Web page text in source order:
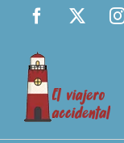
Saltar
contenido
Facebook